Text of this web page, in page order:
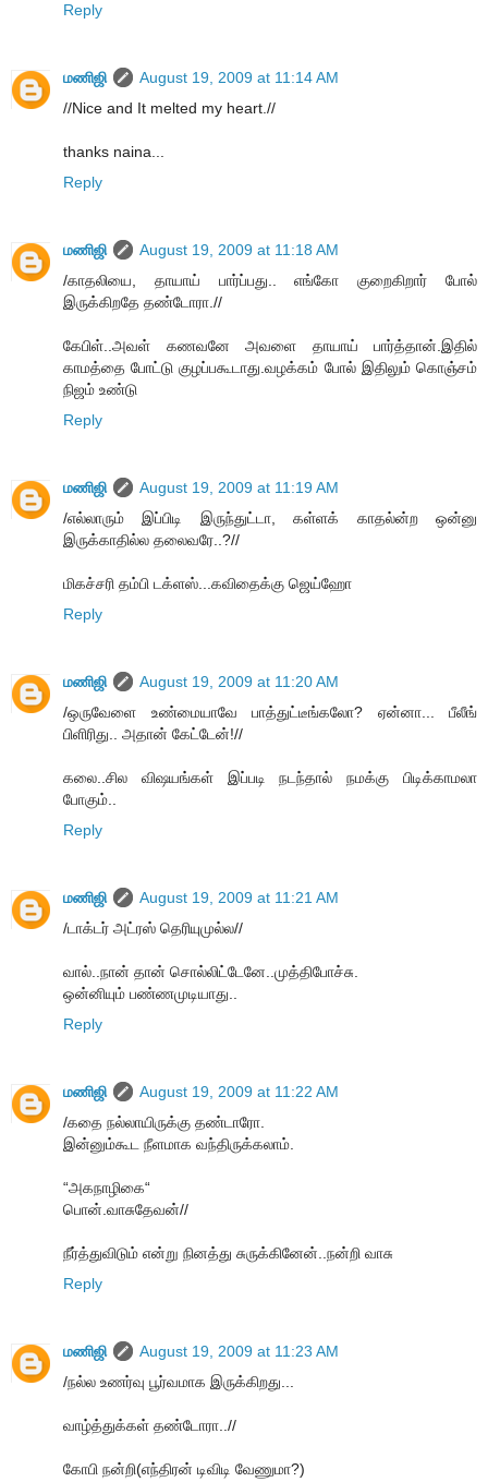
Reply
மணிஜி
August 19, 2009 at 11:14 AM
//Nice and It melted my heart.//
thanks naina...
Reply
மணிஜி
August 19, 2009 at 11:18 AM
/காதலியை, தாயாய் பார்ப்பது.. எங்கோ குறைகிறார் போல்
இருக்கிறதே தண்டோரா.//
கேபிள்..அவள் கணவனே அவளை தாயாய் பார்த்தான்.இதில்
காமத்தை போட்டு குழப்பகூடாது.வழக்கம் போல் இதிலும் கொஞ்சம்
நிஜம் உண்டு
Reply
மணிஜி
August 19, 2009 at 11:19 AM
/எல்லாரும் இப்பிடி இருந்துட்டா, கள்ளக் காதல்ன்ற ஒன்னு
இருக்காதில்ல தலைவரே..?//
மிகச்சரி தம்பி டக்ளஸ்...கவிதைக்கு ஜெய்ஹோ
Reply
மணிஜி
August 19, 2009 at 11:20 AM
/ஒருவேளை உண்மையாவே பாத்துட்டீங்கலோ? ஏன்னா... பீலீங்
பிளிரிது.. அதான் கேட்டேன்!//
கலை..சில விஷயங்கள் இப்படி நடந்தால் நமக்கு பிடிக்காமலா
போகும்..
Reply
மணிஜி
August 19, 2009 at 11:21 AM
/டாக்டர் அட்ரஸ் தெரியுமுல்ல//
வால்..நான் தான் சொல்லிட்டேனே..முத்திபோச்சு.
ஒன்னியும் பண்ணமுடியாது..
Reply
மணிஜி
August 19, 2009 at 11:22 AM
/கதை நல்லாயிருக்கு தண்டாரோ.
இன்னும்கூட நீளமாக வந்திருக்கலாம்.
“அகநாழிகை“
பொன்.வாசுதேவன்//
நீர்த்துவிடும் என்று நினத்து சுருக்கினேன்..நன்றி வாசு
Reply
மணிஜி
August 19, 2009 at 11:23 AM
/நல்ல உணர்வு பூர்வமாக இருக்கிறது...
வாழ்த்துக்கள் தண்டோரா..//
கோபி நன்றி(எந்திரன் டிவிடி வேணுமா?)